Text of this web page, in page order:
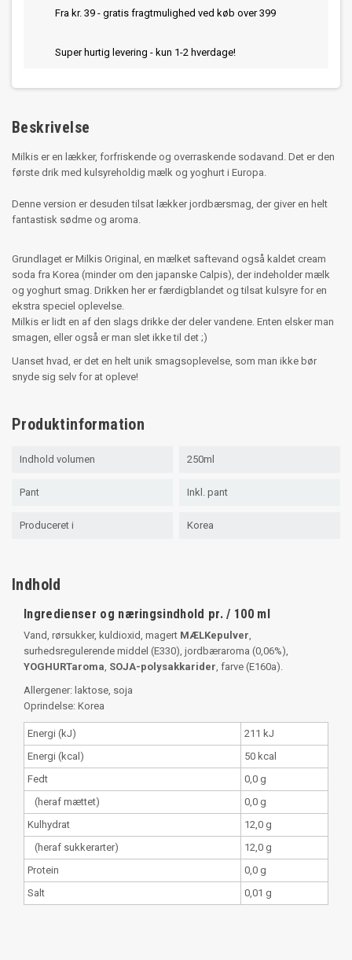
Fra kr. 39 - gratis fragtmulighed ved køb over 399
Super hurtig levering - kun 1-2 hverdage!
Beskrivelse
Milkis er en lækker, forfriskende og overraskende sodavand. Det er den
første drik med kulsyreholdig mælk og yoghurt i Europa.
Denne version er desuden tilsat lækker jordbærsmag, der giver en helt
fantastisk sødme og aroma.
Grundlaget er Milkis Original, en mælket saftevand også kaldet cream
soda fra Korea (minder om den japanske Calpis), der indeholder mælk
og yoghurt smag. Drikken her er færdigblandet og tilsat kulsyre for en
ekstra speciel oplevelse.
Milkis er lidt en af den slags drikke der deler vandene. Enten elsker man
smagen, eller også er man slet ikke til det ;)
Uanset hvad, er det en helt unik smagsoplevelse, som man ikke bør
snyde sig selv for at opleve!
Produktinformation
Indhold volumen 250ml
Pant Inkl. pant
Produceret i Korea
Indhold
Ingredienser og næringsindhold pr. / 100 ml
Vand, rørsukker, kuldioxid, magert MÆLKepulver
surhedsregulerende middel (E330), jordbæraroma (0,06%),
YOGHURTaroma SOJA-polysakkarider , farve (E160a).
Allergener: laktose, soja
Oprindelse: Korea
Energi (kJ)
211 kJ
Energi (kcal)
50 kcal
Fedt
0,0 g
(heraf mættet)
0,0 g
Kulhydrat
12,0 g
(heraf sukkerarter)
12,0 g
Protein
0,0 g
Salt
0,01 g